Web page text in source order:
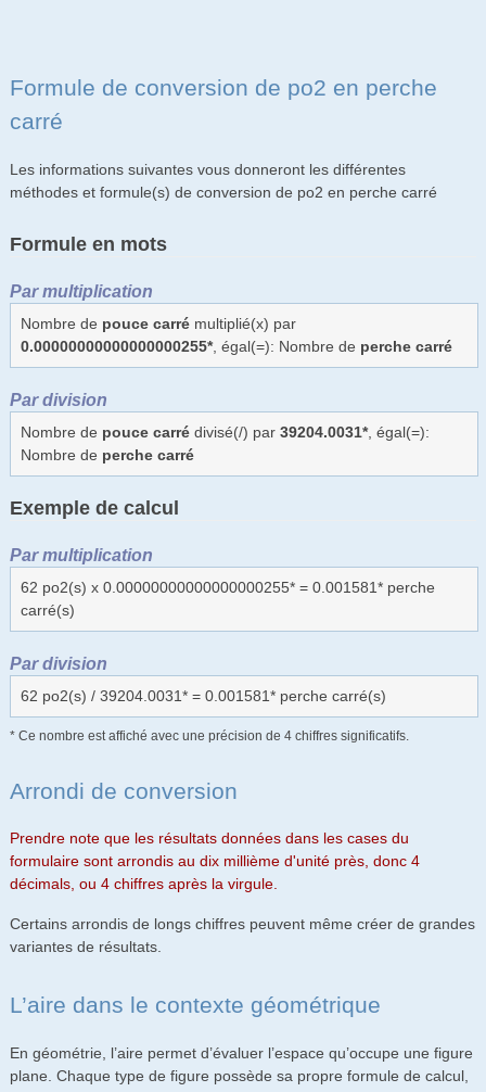
Formule de conversion de po2 en perche
carré
Les informations suivantes vous donneront les différentes
méthodes et formule(s) de conversion de po2 en perche carré
Formule en mots
Par multiplication
Nombre de pouce carrémultiplié(x) par
0.00000000000000000255*, égal(=): Nombre de perche carré
Par division
Nombre de pouce carrédivisé(/) par 39204.0031*, égal(=):
Nombre de perche carré
Exemple de calcul
Par multiplication
62 po2(s) x 0.00000000000000000255* = 0.001581* perche
carré(s)
Par division
62 po2(s) / 39204.0031* = 0.001581* perche carré(s)
* Ce nombre est affiché avec une précision de 4 chiffres significatifs.
Arrondi de conversion
Prendre note que les résultats données dans les cases du
formulaire sont arrondis au dix millième d'unité près, donc 4
décimals, ou 4 chiffres après la virgule.
Certains arrondis de longs chiffres peuvent même créer de grandes
variantes de résultats.
L’aire dans le contexte géométrique
En géométrie, l’aire permet d’évaluer l’espace qu’occupe une figure
plane. Chaque type de figure possède sa propre formule de calcul,